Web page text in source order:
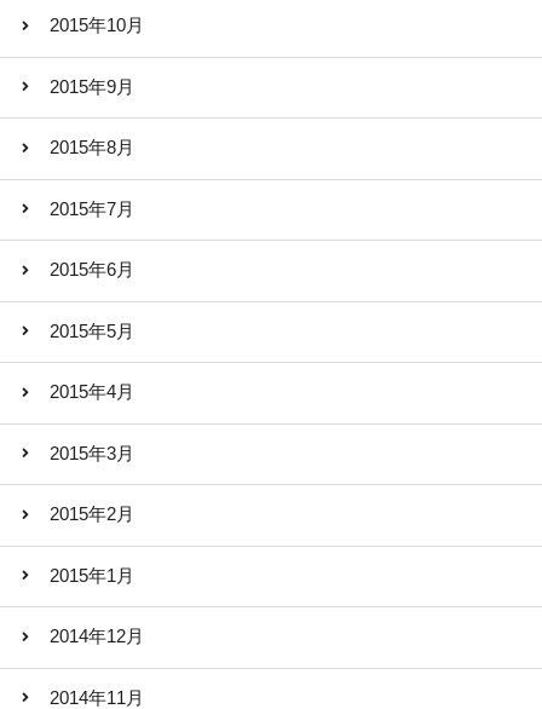
2015年10月
2015年9月
2015年8月
2015年7月
2015年6月
2015年5月
2015年4月
2015年3月
2015年2月
2015年1月
2014年12月
2014年11月